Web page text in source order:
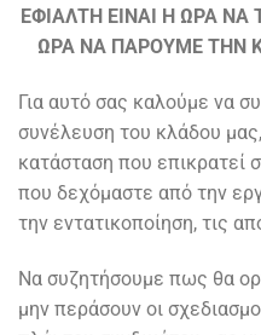
ΕΦΙΑΛΤΗ ΕΙΝΑΙ Η ΩΡΑ
ΩΡΑ ΝΑ ΠΑΡΟΥΜΕ ΤΗΝ
Για αυτό σας καλούμε να
συνέλευση του κλάδου
κατάσταση που επικρατεί
που δεχόμαστε από την
την εντατικοποίηση, τις
Να συζητήσουμε πως θα
μην περάσουν οι